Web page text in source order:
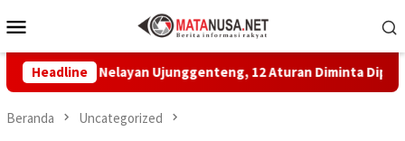
ke
Mobile
Headline
Nelayan Ujunggenteng, 12 Aturan Diminta Dipatuhi
Beranda Uncategorized